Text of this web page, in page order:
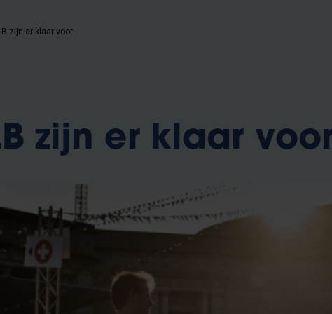
zijn er klaar voor!
zijn er klaar